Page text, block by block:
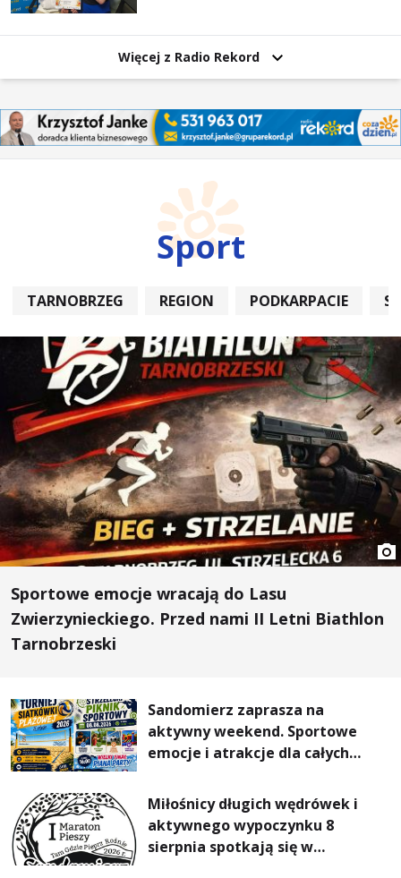
Więcej z Radio Rekord
Sport
TARNOBRZEG REGION PODKARPACIE
Sportowe emocje wracają do Lasu
Zwierzynieckiego. Przed nami II Letni Biathlon
Tarnobrzeski
Sandomierz zaprasza na
aktywny weekend. Sportowe
emocje i atrakcje dla całych
Miłośnicy długich wędrówek i
aktywnego wypoczynku 8
sierpnia spotkają się w